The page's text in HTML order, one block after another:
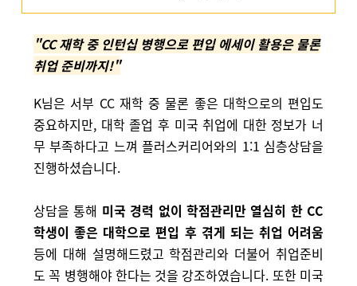
"CC 재학 중 인턴십 병행으로 편입 에세이 활용은 물론
취업 준비까지!"
K님은 서부 CC 재학 중 물론 좋은 대학으로의 편입도
중요하지만, 대학 졸업 후 미국 취업에 대한 정보가 너
무 부족하다고 느껴플러스커리어와의 1:1 심층상담을
진행하셨습니다.
상담을 통해 미국 경력 없이 학점관리만 열심히 한 CC
학생이좋은 대학으로 편입 후 겪게 되는 취업 어려움
등에 대해 설명해드렸고학점관리와 더불어 취업준비
도 꼭 병행해야 한다는 것을 강조하였습니다. 또한 미국